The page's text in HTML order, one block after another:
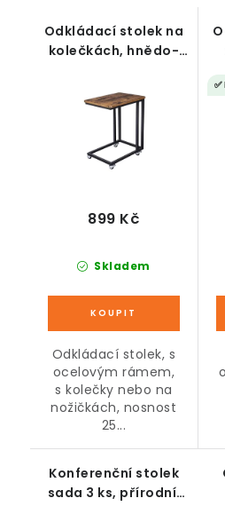
Odkládací stolek na
kolečkách, hnědo-
Skladem
899 Kč
Odkládací stolek, s
ocelovým rámem,
s kolečky nebo na
nožičkách, nosnost
25...
Konferenční stolek
sada 3 ks, přírodní,